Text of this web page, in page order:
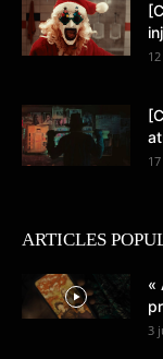
ARTICLES
«
3